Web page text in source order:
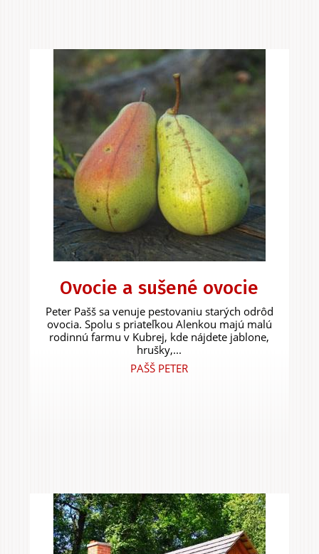
Ovocie a sušené ovocie
Peter Pašš sa venuje pestovaniu starých odrôd
ovocia. Spolu s priateľkou Alenkou majú malú
rodinnú farmu v Kubrej, kde nájdete jablone,
hrušky,...
PAŠŠ PETER